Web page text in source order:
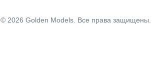
© 2026 Golden Models. Все права защищены.